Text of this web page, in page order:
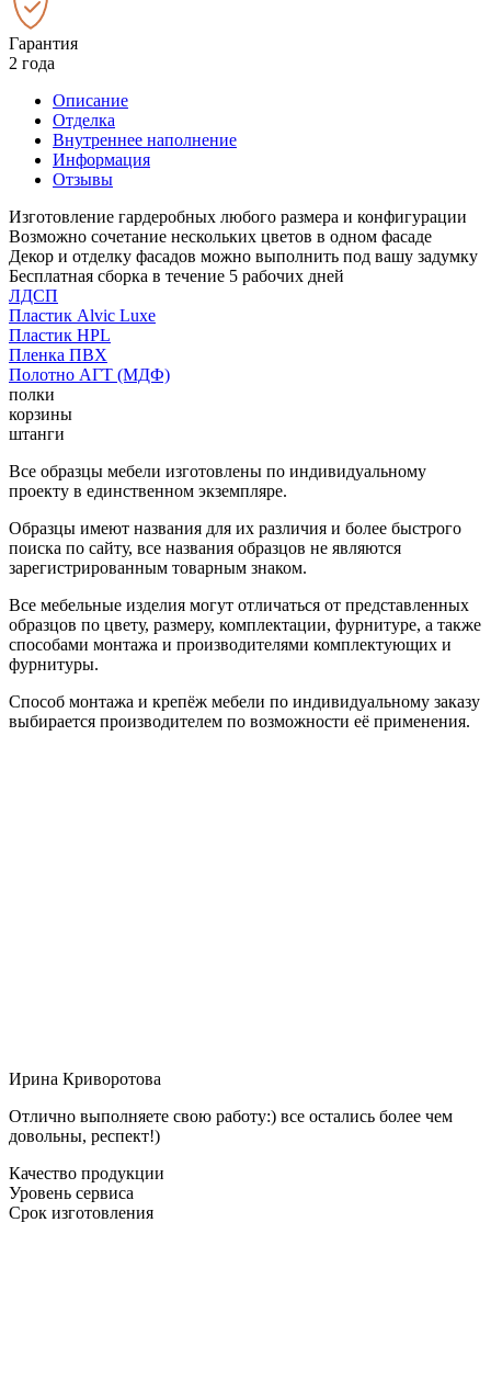
Гарантия
2 года
Описание
Отделка
Внутреннее наполнение
Информация
Отзывы
Изготовление гардеробных любого размера и конфигурации
Возможно сочетание нескольких цветов в одном фасаде
Декор и отделку фасадов можно выполнить под вашу задумку
Бесплатная сборка в течение 5 рабочих дней
ЛДСП
Пластик Alvic Luxe
Пластик HPL
Пленка ПВХ
Полотно АГТ (МДФ)
полки
корзины
штанги
Все образцы мебели изготовлены по индивидуальному
проекту в единственном экземпляре.
Образцы имеют названия для их различия и более быстрого
поиска по сайту, все названия образцов не являются
зарегистрированным товарным знаком.
Все мебельные изделия могут отличаться от представленных
образцов по цвету, размеру, комплектации, фурнитуре, а также
способами монтажа и производителями комплектующих и
фурнитуры.
Способ монтажа и крепёж мебели по индивидуальному заказу
выбирается производителем по возможности её применения.
Ирина Криворотова
Отлично выполняете свою работу:) все остались более чем
довольны, респект!)
Качество продукции
Уровень сервиса
Срок изготовления